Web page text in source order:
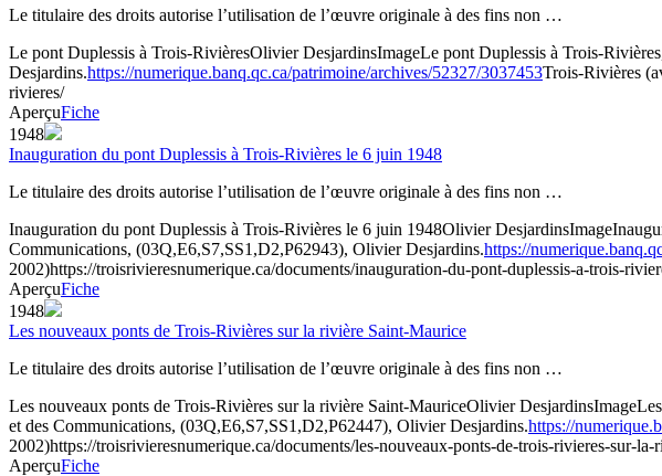
Le titulaire des droits autorise l’utilisation de l’œuvre originale à des fins non …
Le pont Duplessis à Trois-RivièresOlivier DesjardinsImageLe pont Duplessis à Trois-
Desjardins.https://numerique.banq.qc.ca/patrimoine/archives/52327/3037453Trois-Rivières
rivieres/
AperçuFiche
1948
Inauguration du pont Duplessis à Trois-Rivières le 6 juin 1948
Le titulaire des droits autorise l’utilisation de l’œuvre originale à des fins non …
Inauguration du pont Duplessis à Trois-Rivières le 6 juin 1948Olivier DesjardinsImage
Communications, (03Q,E6,S7,SS1,D2,P62943), Olivier Desjardins.https://
2002)https://troisrivieresnumerique.ca/documents/inauguration-du-pont-duplessis-a-trois-
AperçuFiche
1948
Les nouveaux ponts de Trois-Rivières sur la rivière Saint-Maurice
Le titulaire des droits autorise l’utilisation de l’œuvre originale à des fins non …
Les nouveaux ponts de Trois-Rivières sur la rivière Saint-MauriceOlivier DesjardinsImage
et des Communications, (03Q,E6,S7,SS1,D2,P62447), Olivier Desjardins.https://
2002)https://troisrivieresnumerique.ca/documents/les-nouveaux-ponts-de-trois-rivieres-sur-la-
AperçuFiche